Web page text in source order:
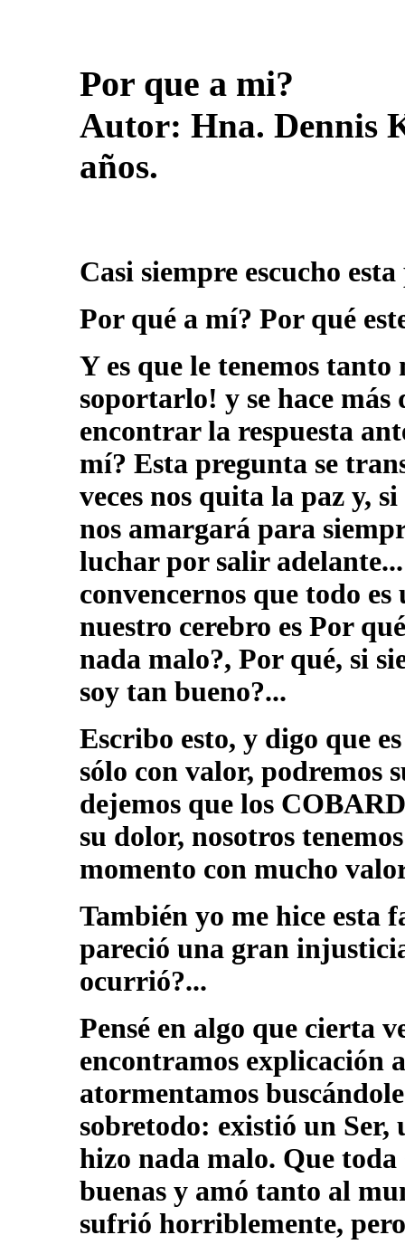
Por que a mi?
Autor: Hna. Dennis
años.
Casi siempre escucho
Por qué a mí? Por qué
Y es que le tenemos
soportarlo! y se hace
encontrar la respuesta
mí? Esta pregunta se
veces nos quita la paz y,
nos amargará para
luchar por salir
convencernos que todo
nuestro cerebro es Por
nada malo?, Por qué, si
soy tan bueno?...
Escribo esto, y digo que
sólo con valor, podremos
dejemos que los
su dolor, nosotros
momento con mucho
También yo me hice esta
pareció una gran
ocurrió?...
Pensé en algo que cierta
encontramos explicación
atormentamos
sobretodo: existió un Ser,
hizo nada malo. Que
buenas y amó tanto al
sufrió horriblemente,